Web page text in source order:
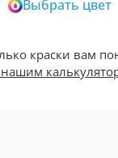
Выбрать цвет
краски вам